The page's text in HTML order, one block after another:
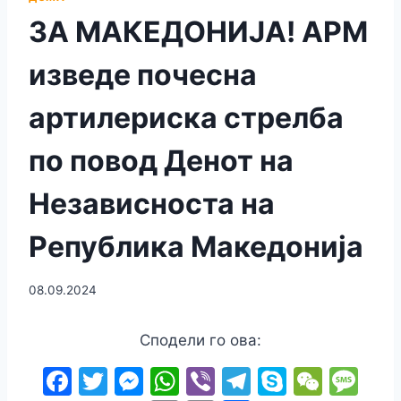
ЗА МАКЕДОНИЈА! АРМ
изведе почесна
артилериска стрелба
по повод Денот на
Независноста на
Република Македонија
08.09.2024
Сподели го ова:
F T M W Vi T S W